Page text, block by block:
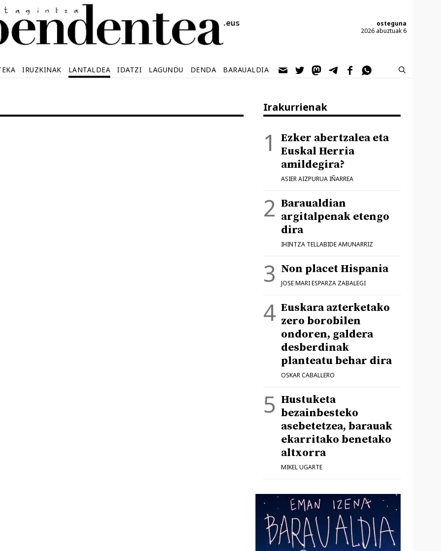
osteguna
2026 abuztuak 6
IRUZKINAK LANTALDEA IDATZI LAGUNDU DENDA BARAUALDIA
Irakurrienak
Ezker abertzalea eta
Euskal Herria
amildegira?
ASIER AIZPURUA IÑARREA
Baraualdian
argitalpenak etengo
dira
IHINTZA TELLABIDE AMUNARRIZ
Non placet Hispania
JOSE MARI ESPARZA ZABALEGI
Euskara azterketako
zero borobilen
ondoren, galdera
desberdinak
planteatu behar dira
OSKAR CABALLERO
Hustuketa
bezainbesteko
asebetetzea, barauak
ekarritako benetako
altxorra
MIKEL UGARTE